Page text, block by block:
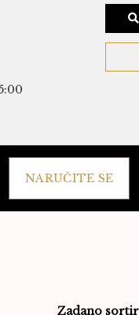
NARUČITE SE